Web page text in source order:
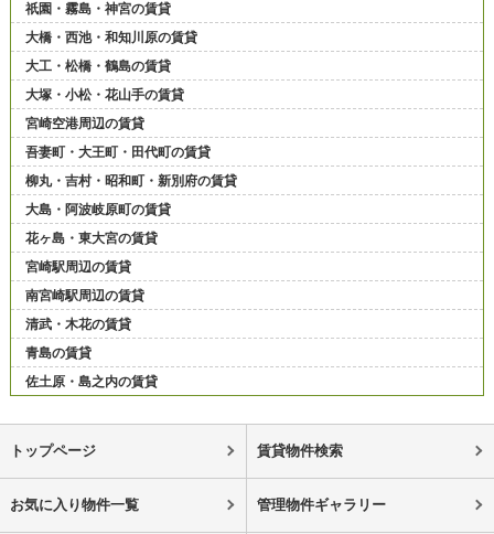
祇園・霧島・神宮の賃貸
大橋・西池・和知川原の賃貸
大工・松橋・鶴島の賃貸
大塚・小松・花山手の賃貸
宮崎空港周辺の賃貸
吾妻町・大王町・田代町の賃貸
柳丸・吉村・昭和町・新別府の賃貸
大島・阿波岐原町の賃貸
花ヶ島・東大宮の賃貸
宮崎駅周辺の賃貸
南宮崎駅周辺の賃貸
清武・木花の賃貸
青島の賃貸
佐土原・島之内の賃貸
トップページ 賃貸物件検索
お気に入り物件一覧 管理物件ギャラリー